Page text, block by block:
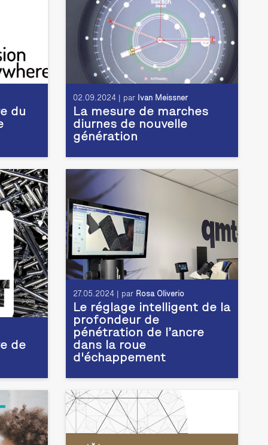
du
02.09.2024 | par Ivan Meissner
La mesure de marches
diurnes de nouvelle
génération
de
27.05.2024 | par Rosa Oliverio
Le réglage intelligent de la
profondeur de
pénétration de l’ancre
dans la roue
d'échappement